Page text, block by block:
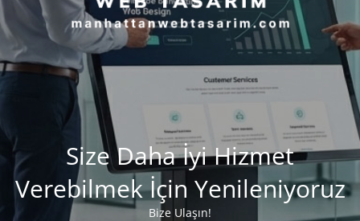
Size Daha İyi Hizmet
Verebilmek İçin Yenileniyoruz
Bize Ulaşın!